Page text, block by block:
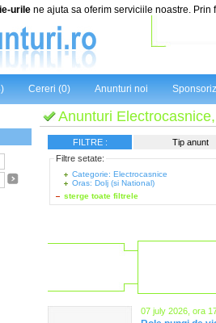
urile ne ajuta sa oferim serviciile noastre.
Cereri (0) Anunturi noi
Anunturi
FILTRE :
Tip anunt
Filtre setate:
Categorie: Electrocasnice
Oras: Dolj (si National)
sterge toate filtrele
07 july 2026, ora